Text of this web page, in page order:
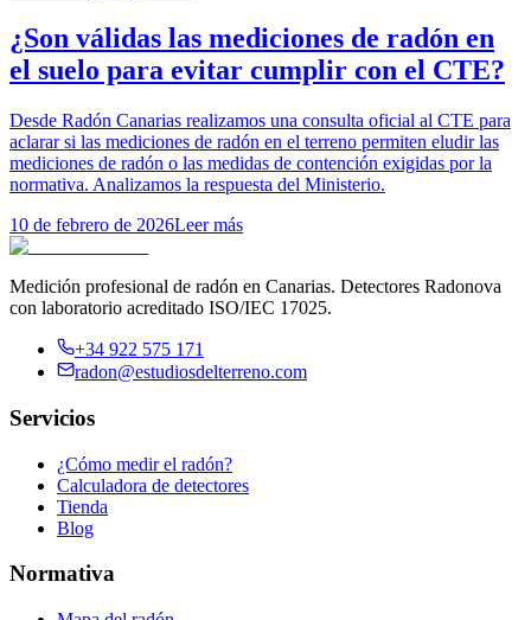
¿Son válidas las mediciones de radón en
el suelo para evitar cumplir con el CTE?
Desde Radón Canarias realizamos una consulta oficial al CTE para
aclarar si las mediciones de radón en el terreno permiten eludir las
mediciones de radón o las medidas de contención exigidas por la
normativa. Analizamos la respuesta del Ministerio.
10 de febrero de 2026Leer más
Medición profesional de radón en Canarias. Detectores Radonova
con laboratorio acreditado ISO/IEC 17025.
+34 922 575 171
radon@estudiosdelterreno.com
Servicios
¿Cómo medir el radón?
Calculadora de detectores
Tienda
Blog
Normativa